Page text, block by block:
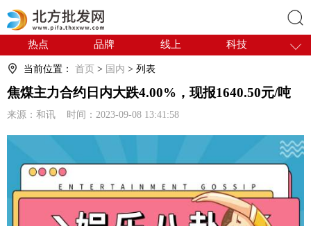
搜索
热点 品牌 线上
科技
干货
电商
会展
国内
当前位置： 首页 > 国内 > 列表
焦煤主力合约日内大跌4.00%，现报1640.50元/吨
来源：和讯 时间：2023-09-08 13:41:58